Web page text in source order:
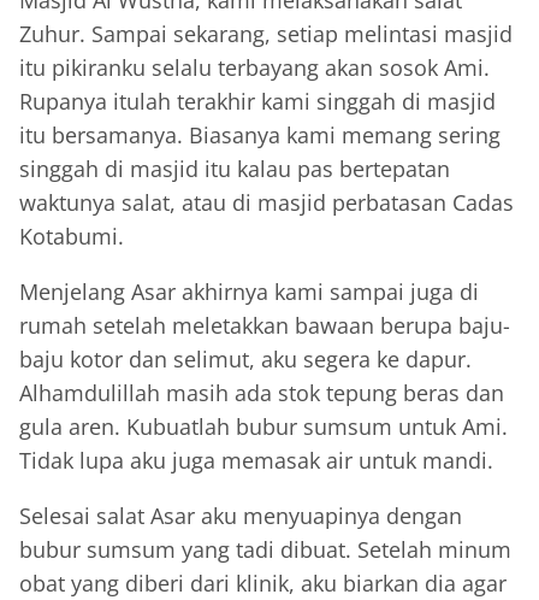
Zuhur. Sampai sekarang, setiap melintasi masjid
itu pikiranku selalu terbayang akan sosok Ami.
Rupanya itulah terakhir kami singgah di masjid
itu bersamanya. Biasanya kami memang sering
singgah di masjid itu kalau pas bertepatan
waktunya salat, atau di masjid perbatasan Cadas
Kotabumi.
Menjelang Asar akhirnya kami sampai juga di
rumah setelah meletakkan bawaan berupa baju-
baju kotor dan selimut, aku segera ke dapur.
Alhamdulillah masih ada stok tepung beras dan
gula aren. Kubuatlah bubur sumsum untuk Ami.
Tidak lupa aku juga memasak air untuk mandi.
Selesai salat Asar aku menyuapinya dengan
bubur sumsum yang tadi dibuat. Setelah minum
obat yang diberi dari klinik, aku biarkan dia agar